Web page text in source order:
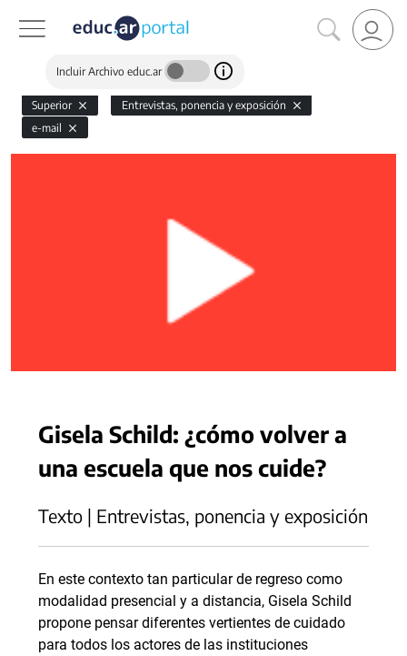
Incluir Archivo educ.ar
Superior
Entrevistas, ponencia y exposición
e-mail
Gisela Schild: ¿cómo volver a
una escuela que nos cuide?
Texto | Entrevistas, ponencia y exposición
En este contexto tan particular de regreso como
modalidad presencial y a distancia, Gisela Schild
propone pensar diferentes vertientes de cuidado
para todos los actores de las instituciones